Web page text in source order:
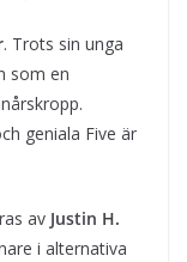
. Trots sin unga
som en
geniala Five är
av Justin H.
i alternativa